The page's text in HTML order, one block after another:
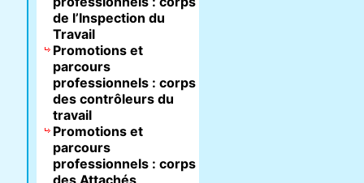
de l’Inspection du
Travail
Promotions et
parcours
professionnels : corps
des contrôleurs du
travail
Promotions et
parcours
professionnels : corps
des Attachés